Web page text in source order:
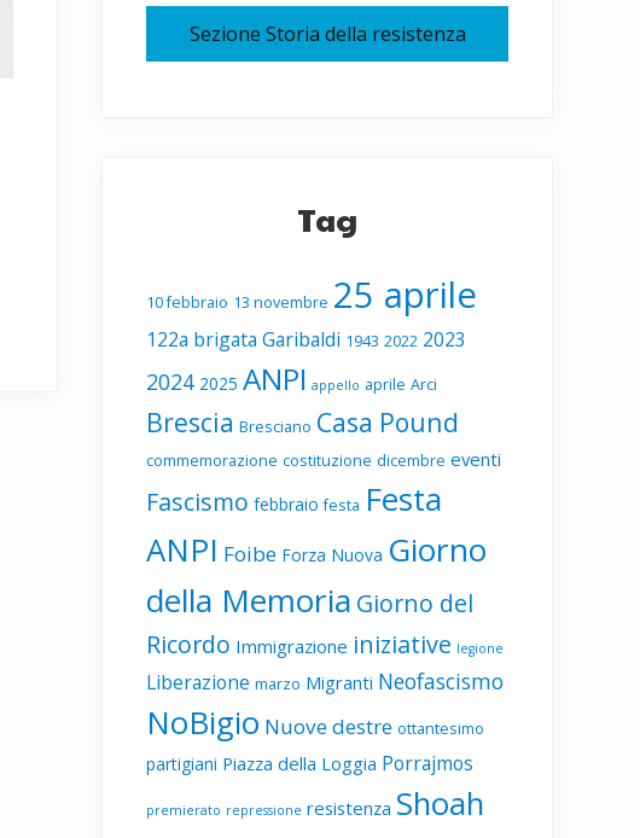
Sezione Storia della resistenza
Tag
10 febbraio 13 novembre 25 aprile
122a brigata Garibaldi 1943 2022 2023
2024 2025 ANPI appello aprile Arci
Brescia Bresciano Casa Pound
commemorazione costituzione dicembre eventi
Fascismo febbraio festa Festa
ANPI Foibe Forza Nuova Giorno
della Memoria Giorno del
Ricordo Immigrazione iniziative legione
Liberazione marzo Migranti Neofascismo
NoBigio Nuove destre ottantesimo
partigiani Piazza della Loggia Porrajmos
premierato repressione resistenza Shoah